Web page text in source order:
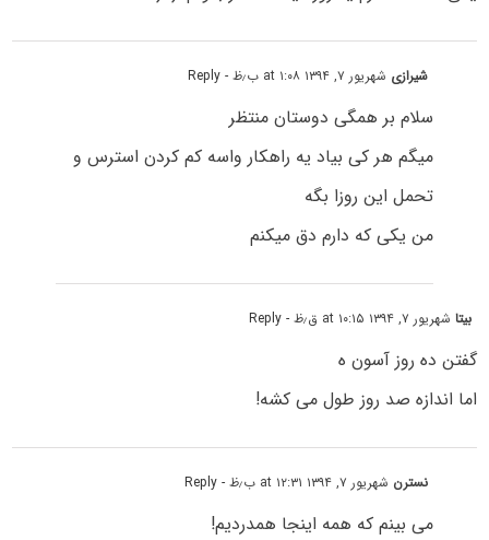
شیرازی شهریور ۷, ۱۳۹۴ at ۱:۰۸ ب٫ظ - Reply
سلام بر همگی دوستان منتظر
میگم هر کی بیاد یه راهکار واسه کم کردن استرس و
تحمل این روزا بگه
من یکی که دارم دق میکنم
بیتاشهریور ۷, ۱۳۹۴ at ۱۰:۱۵ ق٫ظ - Reply
گفتن ده روز آسون ه
اما اندازه صد روز طول می کشه!
نسترن شهریور ۷, ۱۳۹۴ at ۱۲:۳۱ ب٫ظ - Reply
می بینم که همه اینجا همدردیم!